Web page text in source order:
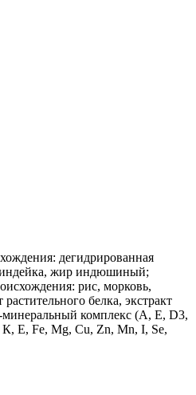
дегидрированная
индейка, жир индюшиный;
рис, морковь,
белка, экстракт
комплекс (А, E, D3,
Е, Fe, Mg, Cu, Zn, Mn, I, Se,